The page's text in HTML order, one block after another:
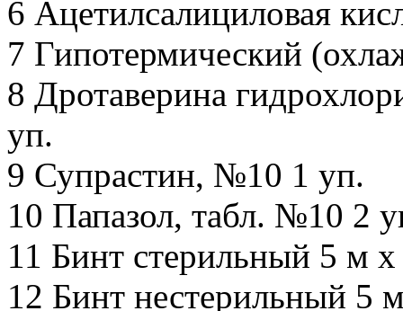
6 Ацетилсалициловая
7 Гипотермический
8 Дротаверина
уп.
9 Супрастин, №10 1 уп.
10 Папазол, табл. №10 2
11 Бинт стерильный 5 м
12 Бинт нестерильный 5